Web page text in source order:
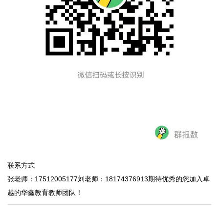
联系方式
张老师：17512005177刘老师：18174376913期待优秀的您加入卓
越的华鑫教育教师团队！